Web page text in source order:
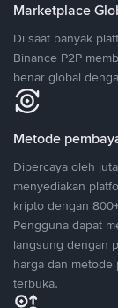
Marketplace
Di saat banyak
Binance P2P
benar global
Metode
Dipercaya oleh
menyediakan
kripto dengan
Pengguna dapat
langsung dengan
harga dan metode
terbuka.